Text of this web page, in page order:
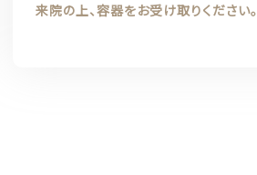
来院の上、容器をお受け取りください。